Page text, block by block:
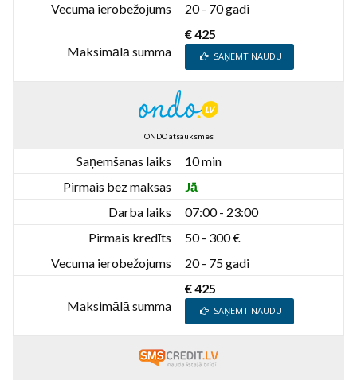
Vecuma ierobežojums
20 - 70 gadi
Maksimālā summa
€ 425
SAŅEMT NAUDU
ONDO atsauksmes
Saņemšanas laiks
10 min
Pirmais bez maksas
Jā
Darba laiks
07:00 - 23:00
Pirmais kredīts
50 - 300 €
Vecuma ierobežojums
20 - 75 gadi
Maksimālā summa
€ 425
SAŅEMT NAUDU